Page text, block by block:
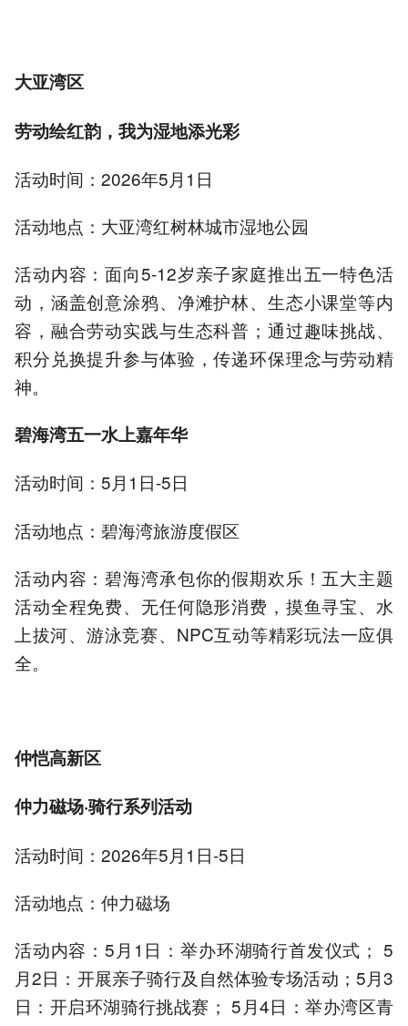
大亚湾区
劳动绘红韵，我为湿地添光彩
活动时间：2026年5月1日
活动地点：大亚湾红树林城市湿地公园
活动内容：面向5-12岁亲子家庭推出五一特色活
动，涵盖创意涂鸦、净滩护林、生态小课堂等内
容，融合劳动实践与生态科普；通过趣味挑战、
积分兑换提升参与体验，传递环保理念与劳动精
神。
碧海湾五一水上嘉年华
活动时间：5月1日-5日
活动地点：碧海湾旅游度假区
活动内容：碧海湾承包你的假期欢乐！五大主题
活动全程免费、无任何隐形消费，摸鱼寻宝、水
上拔河、游泳竞赛、NPC互动等精彩玩法一应俱
全。
仲恺高新区
仲力磁场·骑行系列活动
活动时间：2026年5月1日-5日
活动地点：仲力磁场
活动内容：5月1日：举办环湖骑行首发仪式； 5
月2日：开展亲子骑行及自然体验专场活动；5月3
日：开启环湖骑行挑战赛； 5月4日：举办湾区青